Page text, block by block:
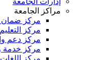
مراكز الجامعة
مركز ضمان
مركز التعليم
مركز دعم
مركز خدمة
مركز اللغات